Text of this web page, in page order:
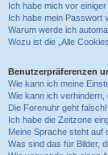
Ich habe mich vor
Ich habe mein Passwort
Warum werde ich
Wozu ist die „Alle
Benutzerpräferenzen
Wie kann ich meine
Wie kann ich
Die Forenuhr geht falsch!
Ich habe die Zeitzone
Meine Sprache steht auf
Was sind das für Bilder,